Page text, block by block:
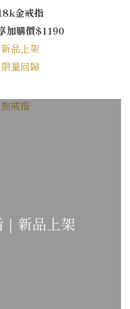
金戒指
加購價$1190
品上架
量回歸
新品上架